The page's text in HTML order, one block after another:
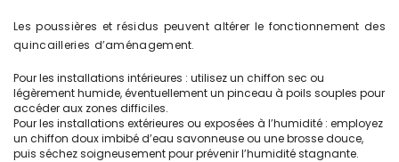
Les poussières et résidus peuvent altérer le fonctionnement des
quincailleries d’aménagement.
Pour les installations intérieures : utilisez un chiffon sec ou
légèrement humide, éventuellement un pinceau à poils souples pour
accéder aux zones difficiles.
Pour les installations extérieures ou exposées à l’humidité : employez
un chiffon doux imbibé d’eau savonneuse ou une brosse douce,
puis séchez soigneusement pour prévenir l’humidité stagnante.